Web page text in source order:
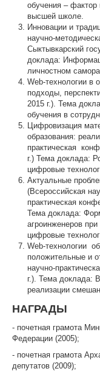
обучения – фактор
высшей школе.
Инновации и
научно-
Сыктывкарский
доклада:
личностном
Web-технологии в
подходы,
2015 г.). Тема
обучения в
Цифровизация
образования:
практическая
г.) Тема доклада:
цифровые
Актуальные
(Всероссийская
практическая
Тема доклада:
агроинженеров
цифровые
Web-технологии
положительные и
научно-
г.). Тема доклада:
реализации
НАГРАДЫ
- почетная грамота
Федерации (2005);
- почетная грамота
депутатов (2009);